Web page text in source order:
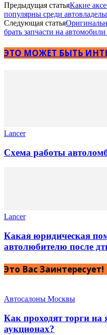
Предыдущая статьяКакие
популярны среди
Следующая статья
брать запчасти на
ЭТО МОЖЕТ БЫТЬ
Lancer
Схема работы
Lancer
Какая юридическая
автолюбителю после
Это Вас Заинтересует!
Автосалоны Москвы
Как проходят торги на
аукционах?